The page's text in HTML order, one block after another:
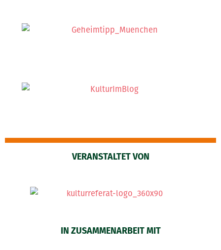
VERANSTALTET VON
IN ZUSAMMENARBEIT MIT